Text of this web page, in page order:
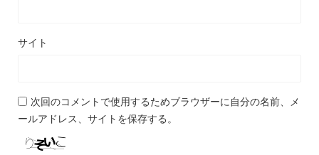
サイト
次回のコメントで使用するためブラウザーに自分の名前、メ
ールアドレス、サイトを保存する。